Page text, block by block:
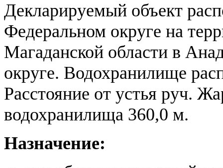
Декларируемый объект
Федеральном округе на
Магаданской области в
округе. Водохранилище
Расстояние от устья руч.
водохранилища 360,0 м.
Назначение: